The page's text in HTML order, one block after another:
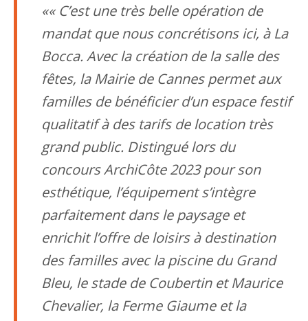
« C’est une très belle opération de
mandat que nous concrétisons ici, à La
Bocca. Avec la création de la salle des
fêtes, la Mairie de Cannes permet aux
familles de bénéficier d’un espace festif
qualitatif à des tarifs de location très
grand public. Distingué lors du
concours ArchiCôte 2023 pour son
esthétique, l’équipement s’intègre
parfaitement dans le paysage et
enrichit l’offre de loisirs à destination
des familles avec la piscine du Grand
Bleu, le stade de Coubertin et Maurice
Chevalier, la Ferme Giaume et la